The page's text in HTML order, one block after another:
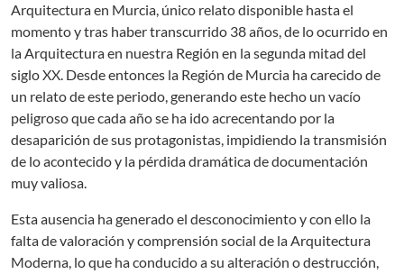
Arquitectura en Murcia, único relato disponible hasta el
momento y tras haber transcurrido 38 años, de lo ocurrido en
la Arquitectura en nuestra Región en la segunda mitad del
siglo XX. Desde entonces la Región de Murcia ha carecido de
un relato de este periodo, generando este hecho un vacío
peligroso que cada año se ha ido acrecentando por la
desaparición de sus protagonistas, impidiendo la transmisión
de lo acontecido y la pérdida dramática de documentación
muy valiosa.
Esta ausencia ha generado el desconocimiento y con ello la
falta de valoración y comprensión social de la Arquitectura
Moderna, lo que ha conducido a su alteración o destrucción,